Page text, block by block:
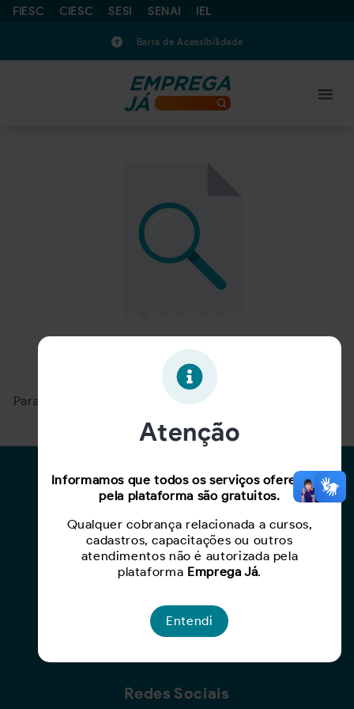
FIESC CIESC SESI SENAI IEL
Barra de Acessibilidade
Oportunidade expirada!
Para ver mais, acesse a páginaBuscar Oportunidades.
Para Candidatos
Cadastro de Currículo
Capacite-se
Criar Oportunidade
Redes Sociais
Atenção
Informamos que todos os serviços oferecidos
pela plataforma são gratuitos.
Qualquer cobrança relacionada a cursos,
cadastros, capacitações ou outros
atendimentos não é autorizada pela
plataforma Emprega Já.
Entendi